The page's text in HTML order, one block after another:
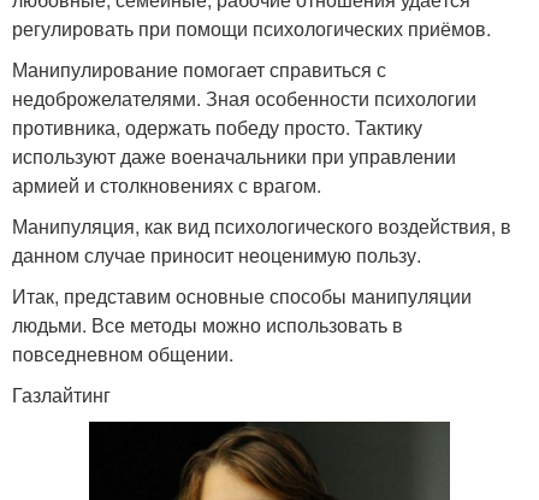
регулировать при помощи психологических приёмов.
Манипулирование помогает справиться с
недоброжелателями. Зная особенности психологии
противника, одержать победу просто. Тактику
используют даже военачальники при управлении
армией и столкновениях с врагом.
Манипуляция, как вид психологического воздействия, в
данном случае приносит неоценимую пользу.
Итак, представим основные способы манипуляции
людьми. Все методы можно использовать в
повседневном общении.
Газлайтинг